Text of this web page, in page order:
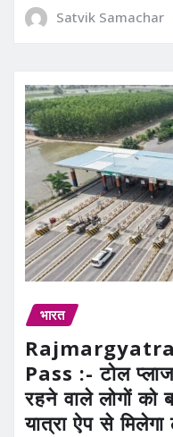
Satvik Samachar
भारत
Pass :- टोल
रहने वाले लोगों को
यात्रा ऐप से